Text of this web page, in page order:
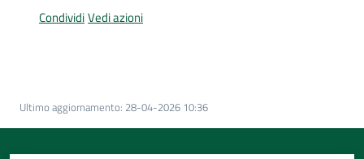
Per
CondividiVedi azioni
Ultimo aggiornamento: 28-04-2026 10:36